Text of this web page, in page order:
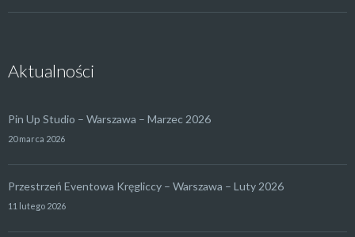
Aktualności
Pin Up Studio – Warszawa – Marzec 2026
20 marca 2026
Przestrzeń Eventowa Kręgliccy – Warszawa – Luty 2026
11 lutego 2026